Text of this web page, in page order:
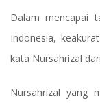
Dalam mencapai
Indonesia,
kata Nursahrizal
Nursahrizal yang